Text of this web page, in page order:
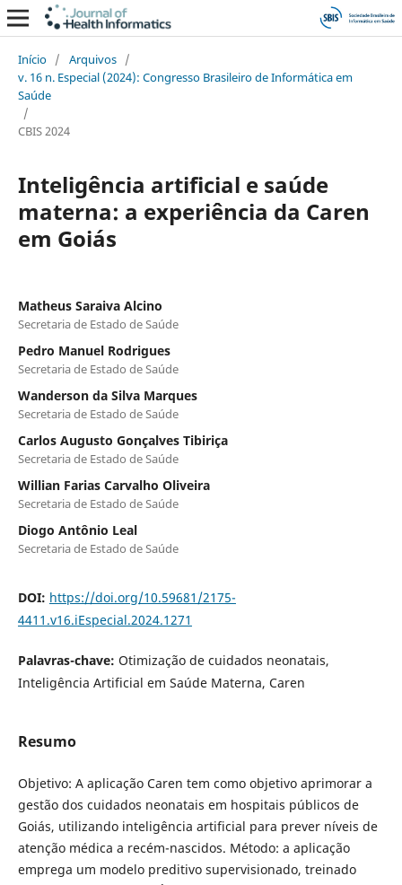
Início / Arquivos /
v. 16 n. Especial (2024): Congresso Brasileiro de Informática em
Saúde
/
CBIS 2024
Inteligência artificial e saúde
materna: a experiência da Caren
em Goiás
Matheus Saraiva Alcino
Secretaria de Estado de Saúde
Pedro Manuel Rodrigues
Secretaria de Estado de Saúde
Wanderson da Silva Marques
Secretaria de Estado de Saúde
Carlos Augusto Gonçalves Tibiriça
Secretaria de Estado de Saúde
Willian Farias Carvalho Oliveira
Secretaria de Estado de Saúde
Diogo Antônio Leal
Secretaria de Estado de Saúde
DOI: https://doi.org/10.59681/2175-
4411.v16.iEspecial.2024.1271
Palavras-chave: Otimização de cuidados neonatais,
Inteligência Artificial em Saúde Materna, Caren
Resumo
Objetivo: A aplicação Caren tem como objetivo aprimorar a
gestão dos cuidados neonatais em hospitais públicos de
Goiás, utilizando inteligência artificial para prever níveis de
atenção médica a recém-nascidos. Método: a aplicação
emprega um modelo preditivo supervisionado, treinado